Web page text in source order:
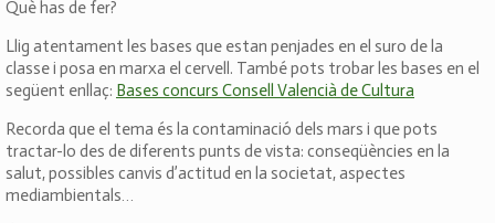
Què has de fer?
Llig atentament les bases que estan penjades en el suro de la
classe i posa en marxa el cervell. També pots trobar les bases en el
següent enllaç: Bases concurs Consell Valencià de Cultura
Recorda que el tema és la contaminació dels mars i que pots
tractar-lo des de diferents punts de vista: conseqüències en la
salut, possibles canvis d’actitud en la societat, aspectes
mediambientals…